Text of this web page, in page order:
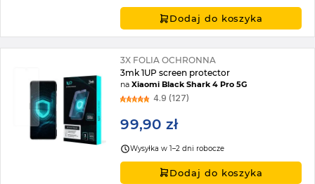
Dodaj do koszyka
3X FOLIA OCHRONNA
3mk 1UP screen protector
naXiaomi Black Shark 4 Pro 5G
4.9 (127)
99,90 zł
Wysyłka w 1–2 dni robocze
Dodaj do koszyka